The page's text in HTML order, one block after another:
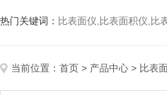
热门关键词： 比表面仪,比表面积仪,比表面
当前位置： 首页 > 产品中心 > 比表